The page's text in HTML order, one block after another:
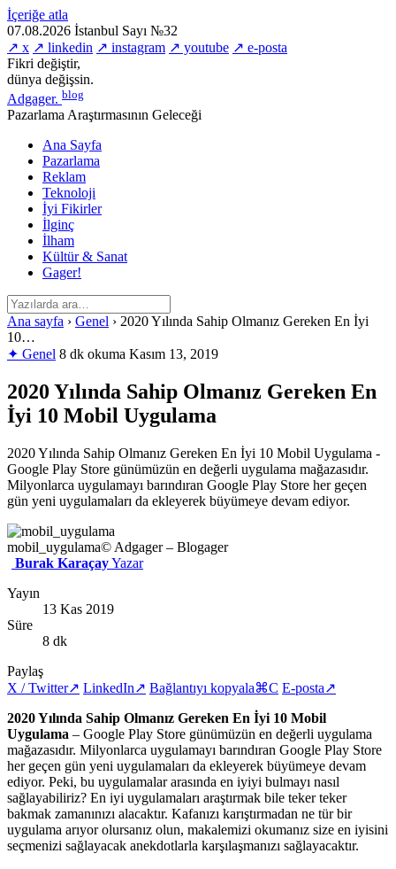
İçeriğe atla
07.08.2026 İstanbul Sayı №32
↗ x ↗ linkedin ↗ instagram ↗ youtube ↗ e-posta
Fikri değiştir,
dünya değişsin.
Adgager. blog
Pazarlama Araştırmasının Geleceği
Ana Sayfa
Pazarlama
Reklam
Teknoloji
İyi Fikirler
İlginç
İlham
Kültür & Sanat
Gager!
Ana sayfa › Genel › 2020 Yılında Sahip Olmanız Gereken En İyi
10…
✦ Genel 8 dk okuma Kasım 13, 2019
2020 Yılında Sahip Olmanız Gereken En
İyi 10 Mobil Uygulama
2020 Yılında Sahip Olmanız Gereken En İyi 10 Mobil Uygulama -
Google Play Store günümüzün en değerli uygulama mağazasıdır.
Milyonlarca uygulamayı barındıran Google Play Store her geçen
gün yeni uygulamaları da ekleyerek büyümeye devam ediyor.
mobil_uygulama© Adgager – Blogager
Burak KaraçayYazar
Yayın
13 Kas 2019
Süre
8 dk
Paylaş
X / Twitter↗ LinkedIn↗ Bağlantıyı kopyala⌘C E-posta↗
2020 Yılında Sahip Olmanız Gereken En İyi 10 Mobil
Uygulama – Google Play Store günümüzün en değerli uygulama
mağazasıdır. Milyonlarca uygulamayı barındıran Google Play Store
her geçen gün yeni uygulamaları da ekleyerek büyümeye devam
ediyor. Peki, bu uygulamalar arasında en iyiyi bulmayı nasıl
sağlayabiliriz? En iyi uygulamaları araştırmak bile teker teker
bakmak zamanınızı alacaktır. Kafanızı karıştırmadan ne tür bir
uygulama arıyor olursanız olun, makalemizi okumanız size en iyisini
seçmenizi sağlayacak anekdotlarla karşılaşmanızı sağlayacaktır.